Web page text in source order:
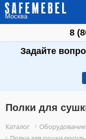
Москва
8
Задайте
Полки для
Каталог